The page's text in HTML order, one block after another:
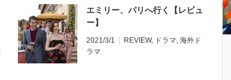
エミリー、パリへ行く【レビュ
ー】
2021/3/1 REVIEW, ドラマ, 海外ド
ラマ